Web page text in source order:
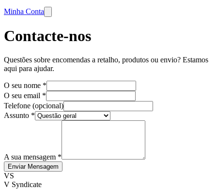
Minha Conta
Contacte-nos
Questões sobre encomendas a retalho, produtos ou envio? Estamos
aqui para ajudar.
O seu nome *
O seu email *
Telefone (opcional)
Assunto *
A sua mensagem *
Enviar Mensagem
VS
V Syndicate